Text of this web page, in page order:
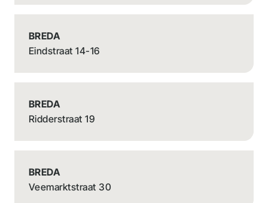
BREDA
Eindstraat 14-16
BREDA
Ridderstraat 19
BREDA
Veemarktstraat 30